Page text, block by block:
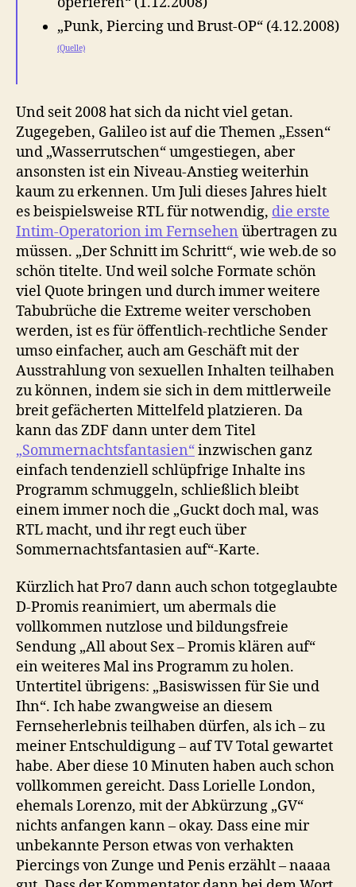
„Punk, Piercing und Brust-OP“ (4.12.2008)
(Quelle)
Und seit 2008 hat sich da nicht viel getan.
Zugegeben, Galileo ist auf die Themen „Essen“
und „Wasserrutschen“ umgestiegen, aber
ansonsten ist ein Niveau-Anstieg weiterhin
kaum zu erkennen. Um Juli dieses Jahres hielt
es beispielsweise RTL für notwendig, die erste
Intim-Operatorion im Fernsehen übertragen zu
müssen. „Der Schnitt im Schritt“, wie web.de so
schön titelte. Und weil solche Formate schön
viel Quote bringen und durch immer weitere
Tabubrüche die Extreme weiter verschoben
werden, ist es für öffentlich-rechtliche Sender
umso einfacher, auch am Geschäft mit der
Ausstrahlung von sexuellen Inhalten teilhaben
zu können, indem sie sich in dem mittlerweile
breit gefächerten Mittelfeld platzieren. Da
kann das ZDF dann unter dem Titel
„Sommernachtsfantasien“inzwischen ganz
einfach tendenziell schlüpfrige Inhalte ins
Programm schmuggeln, schließlich bleibt
einem immer noch die „Guckt doch mal, was
RTL macht, und ihr regt euch über
Sommernachtsfantasien auf“-Karte.
Kürzlich hat Pro7 dann auch schon totgeglaubte
D-Promis reanimiert, um abermals die
vollkommen nutzlose und bildungsfreie
Sendung „All about Sex – Promis klären auf“
ein weiteres Mal ins Programm zu holen.
Untertitel übrigens: „Basiswissen für Sie und
Ihn“. Ich habe zwangweise an diesem
Fernseherlebnis teilhaben dürfen, als ich – zu
meiner Entschuldigung – auf TV Total gewartet
habe. Aber diese 10 Minuten haben auch schon
vollkommen gereicht. Dass Lorielle London,
ehemals Lorenzo, mit der Abkürzung „GV“
nichts anfangen kann – okay. Dass eine mir
unbekannte Person etwas von verhakten
Piercings von Zunge und Penis erzählt – naaaa